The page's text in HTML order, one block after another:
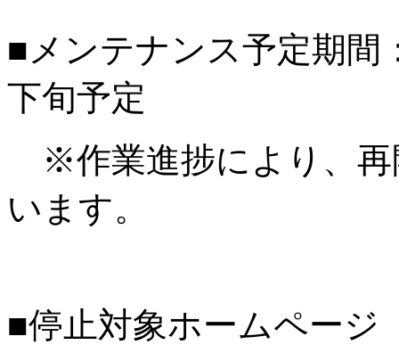
■メンテナンス予定期間
下旬予定
※作業進捗により、再
います。
■停止対象ホームページ